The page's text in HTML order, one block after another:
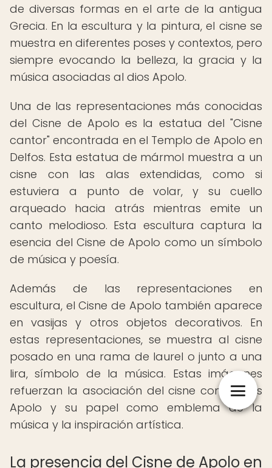
de diversas formas en el arte de la antigua
Grecia. En la escultura y la pintura, el cisne se
muestra en diferentes poses y contextos, pero
siempre evocando la belleza, la gracia y la
música asociadas al dios Apolo.
Una de las representaciones más conocidas
del Cisne de Apolo es la estatua del "Cisne
cantor" encontrada en el Templo de Apolo en
Delfos. Esta estatua de mármol muestra a un
cisne con las alas extendidas, como si
estuviera a punto de volar, y su cuello
arqueado hacia atrás mientras emite un
canto melodioso. Esta escultura captura la
esencia del Cisne de Apolo como un símbolo
de música y poesía.
Además de las representaciones en
escultura, el Cisne de Apolo también aparece
en vasijas y otros objetos decorativos. En
estas representaciones, se muestra al cisne
posado en una rama de laurel o junto a una
lira, símbolo de la música. Estas imágenes
refuerzan la asociación del cisne con el dios
Apolo y su papel como emblema de la
música y la inspiración artística.
La presencia del Cisne de Apolo en